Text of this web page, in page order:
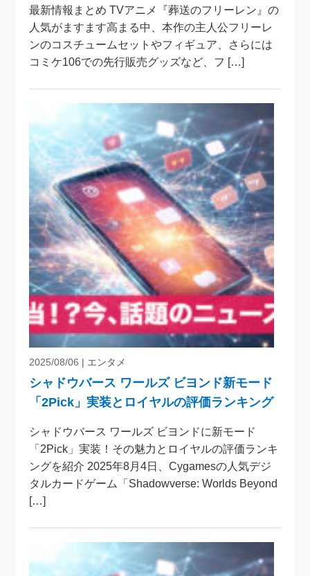
最新情報まとめ TVアニメ『葬送のフリーレン』の
人気がますます高まる中、本作の主人公フリーレ
ンのコスチュームセットやフィギュア、さらには
コミケ106での先行販売グッズなど、フ […]
2025/08/06 | エンタメ
シャドウバース ワールズ ビヨンド新モード
「2Pick」実装とロイヤルの評価ランキング
シャドウバース ワールズ ビヨンドに新モード
「2Pick」実装！その魅力とロイヤルの評価ランキ
ングを紹介 2025年8月4日、Cygamesの人気デジ
タルカードゲーム「Shadowverse: Worlds Beyond
[…]